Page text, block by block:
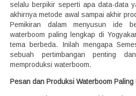
selalu berpikir seperti apa data-data
akhirnya metode awal sampai akhir
Pemikiran dalam menyusun ide
waterboom paling lengkap di
tema berbeda. Inilah mengapa
sebuah pertimbangan penting
memproduksi waterboom.
Pesan dan Produksi Waterboom Paling